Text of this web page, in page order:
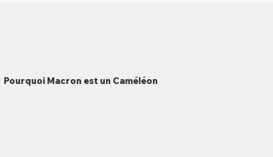
Pourquoi Macron est un Caméléon